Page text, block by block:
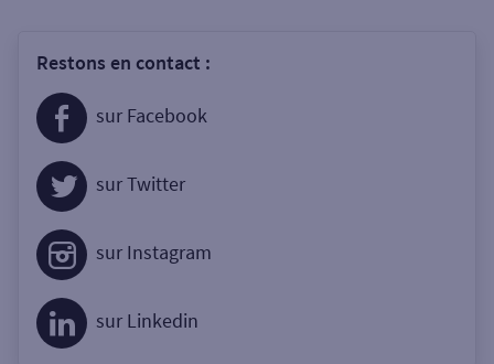
Restons en contact :
sur Facebook
sur Twitter
sur Instagram
sur Linkedin